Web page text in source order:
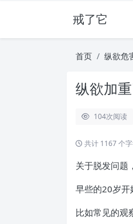
戒了它
首页 纵欲危
纵欲加
104次阅读
共计 1167 个
关于脱发问题
早些的20岁开
比如常见的观